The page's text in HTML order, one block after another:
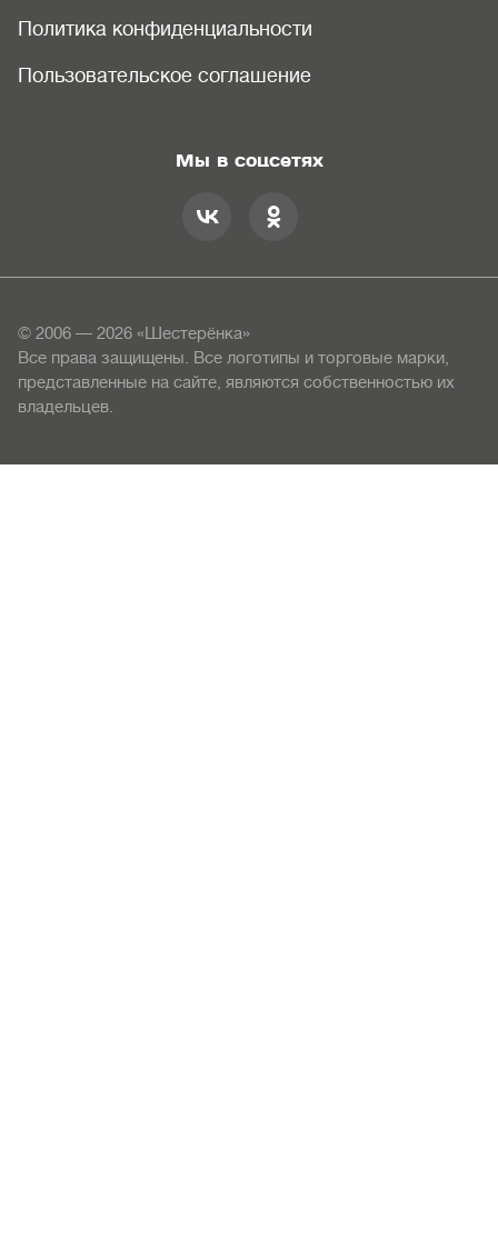
Политика конфиденциальности
Пользовательское соглашение
Мы в соцсетях
© 2006 — 2026 «Шестерёнка»
Все права защищены. Все логотипы и торговые марки,
представленные на сайте, являются собственностью их
владельцев.